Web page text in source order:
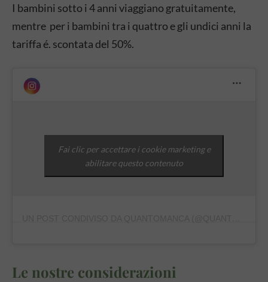
I bambini sotto i 4 anni viaggiano gratuitamente,
mentre per i bambini tra i quattro e gli undici anni la
tariffa é. scontata del 50%.
Fai clic per accettare i cookie marketing e
abilitare questo contenuto
Le nostre considerazioni